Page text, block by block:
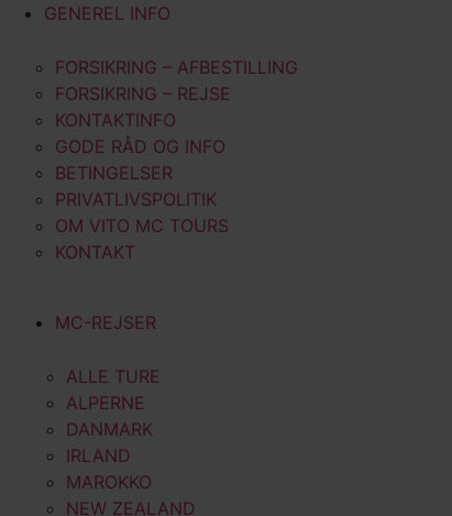
GENEREL INFO
FORSIKRING – AFBESTILLING
FORSIKRING – REJSE
KONTAKTINFO
GODE RÅD OG INFO
BETINGELSER
PRIVATLIVSPOLITIK
OM VITO MC TOURS
KONTAKT
MC-REJSER
ALLE TURE
ALPERNE
DANMARK
IRLAND
MAROKKO
NEW ZEALAND